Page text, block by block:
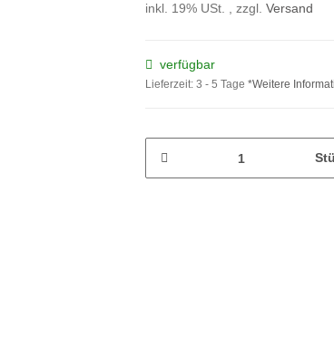
inkl. 19% USt. , zzgl. Versand
verfügbar
Lieferzeit: 3 - 5 Tage *Weitere